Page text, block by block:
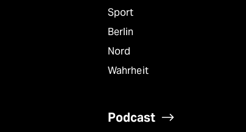
Sport
Berlin
Nord
Wahrheit
Podcast